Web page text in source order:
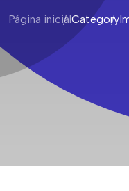
Página inicialCategory